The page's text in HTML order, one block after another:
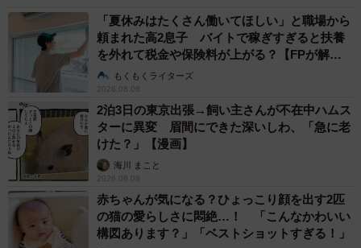
「夏休みはたくさん働いてほしい」と職場から
頼まれた高2息子 バイトで稼ぎすぎると扶養
を外れて税金や保険料が上がる？【FPが解
説】もくもくライターズ
2026.08.08
2泊3日の東京出張→飼い主さんが不在中ハムス
ターに異変 眉間にできた深いしわ、「急に老
けた？」【漫画】
海川 まこと
2026.08.08
赤ちゃんが気になる？ひょっこり顔を出す2匹
の猫の愛らしさに悶絶…！ 「こんなかわいい
構図あります？」「ベストショットすぎる！」